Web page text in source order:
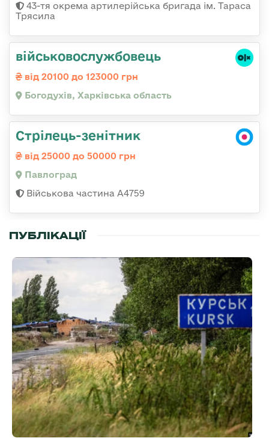
43-тя окрема артилерійська бригада ім. Тараса
Трясила
військовослужбовець
від 20100 до 123000 грн
Богодухів, Харківська область
Стрілець-зенітник
від 25000 до 50000 грн
Павлоград
Військова частина А4759
ПУБЛІКАЦІЇ